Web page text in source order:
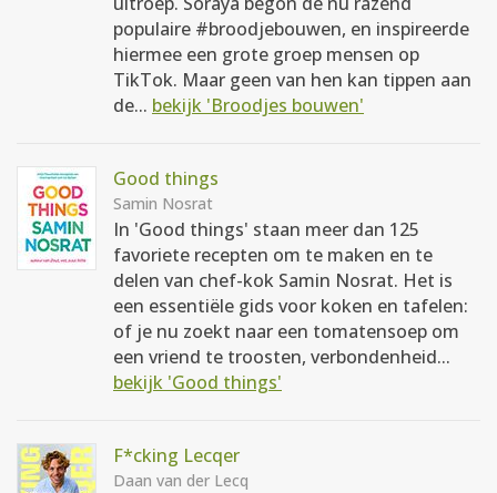
populaire #broodjebouwen, en inspireerde
hiermee een grote groep mensen op
TikTok. Maar geen van hen kan tippen aan
de... bekijk 'Broodjes bouwen'
Good things
Samin Nosrat
In 'Good things' staan meer dan 125
favoriete recepten om te maken en te
delen van chef-kok Samin Nosrat. Het is
een essentiële gids voor koken en tafelen:
of je nu zoekt naar een tomatensoep om
een vriend te troosten, verbondenheid...
bekijk 'Good things'
F*cking Lecqer
Daan van der Lecq